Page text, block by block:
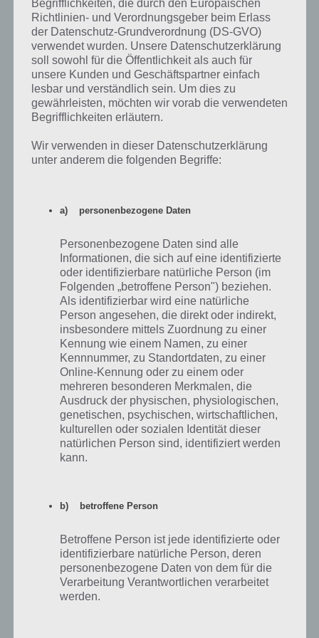
Die Arena in Angry Birds 2
Neu ist auch die Arena in Angry Birds 2. Hier tritt man gegen andere
Ein Level besteht bei
Angry Birds 2 aus
mehreren Abschnitten –
Bild: Rovio
Im Vergleich zum
Ursprünglichen Titel ist Angry
Birds 2 viel detailreicher, bietet
mehr Animationen und Action.
Auch die Sounduntermalung
passt zum Spiel. Zahlreiche
neue Ideen wie der Einsatz von
Karten, die stetig gewechselt
werden können, neue
Spezialfertigkeiten und neue
Level-Ideen sollten aber allen
Fans der Spielereihe zusagen.
Spaßbremse. Angry Birds 2 ist kostenlos für Android, iPhone und
Wer bereits die anderen Teile wie Angry Birds Star Wars und Co
gespielt hat, den dürften lediglich die neuen Level gefallen. Viel
verändert außer die oben beschrieben Dinge hat sich nämlich nicht.
Begrifflichkeiten, die durch den Europäischen
Richtlinien- und Verordnungsgeber beim Erlass
der Datenschutz-Grundverordnung (DS-GVO)
verwendet wurden. Unsere Datenschutzerklärung
soll sowohl für die Öffentlichkeit als auch für
unsere Kunden und Geschäftspartner einfach
lesbar und verständlich sein. Um dies zu
gewährleisten, möchten wir vorab die verwendeten
Begrifflichkeiten erläutern.
Wir verwenden in dieser Datenschutzerklärung
unter anderem die folgenden Begriffe:
a) personenbezogene Daten
Personenbezogene Daten sind alle
Informationen, die sich auf eine identifizierte
oder identifizierbare natürliche Person (im
Folgenden „betroffene Person") beziehen.
Als identifizierbar wird eine natürliche
Person angesehen, die direkt oder indirekt,
insbesondere mittels Zuordnung zu einer
Kennung wie einem Namen, zu einer
Kennnummer, zu Standortdaten, zu einer
Online-Kennung oder zu einem oder
mehreren besonderen Merkmalen, die
Ausdruck der physischen, physiologischen,
genetischen, psychischen, wirtschaftlichen,
kulturellen oder sozialen Identität dieser
natürlichen Person sind, identifiziert werden
kann.
b) betroffene Person
Betroffene Person ist jede identifizierte oder
identifizierbare natürliche Person, deren
personenbezogene Daten von dem für die
Verarbeitung Verantwortlichen verarbeitet
werden.